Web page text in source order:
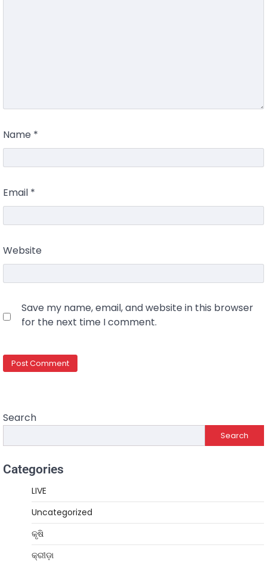
Name *
Email *
Website
Save my name, email, and website in this browser
for the next time I comment.
Search
Search
Categories
LIVE
Uncategorized
କୃଷି
କ୍ରୀଡ଼ା